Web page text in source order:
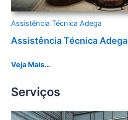
Assistência Técnica Adega
Assistência Técnica Adega
Veja Mais…
Serviços